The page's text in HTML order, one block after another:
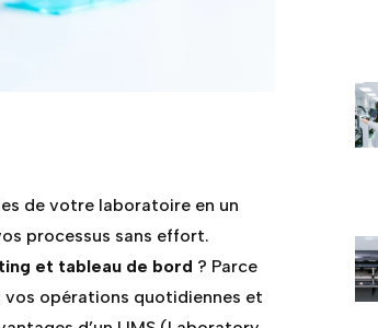
de votre laboratoire en un
processus sans effort.
et tableau de bord ? Parce
opérations quotidiennes et